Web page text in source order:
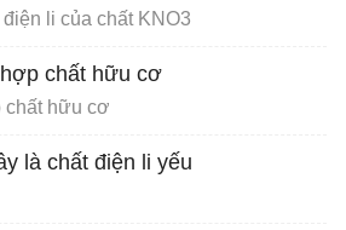
li của chất KNO3
chất hữu cơ
chất hữu cơ
là chất điện li yếu